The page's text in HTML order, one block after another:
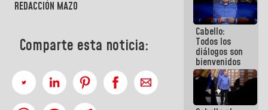
REDACCIÓN MAZO
Comparte esta noticia:
hegemónica?
(1)
Cabello:
Todos los
diálogos son
bienvenidos
siempre que
estén en el
marco de la
Constitución